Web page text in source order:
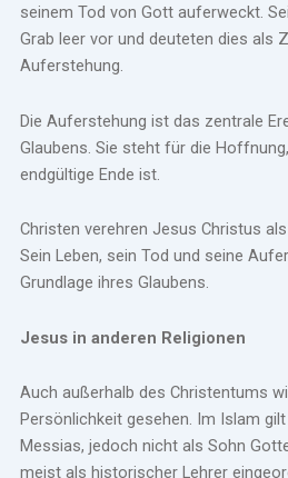
seinem Tod von Gott auferweckt.
Grab leer vor und deuteten dies als
Auferstehung.
Die Auferstehung ist das zentrale
Glaubens. Sie steht für die
endgültige Ende ist.
Christen verehren Jesus Christus
Sein Leben, sein Tod und seine
Grundlage ihres Glaubens.
Jesus in anderen Religionen
Auch außerhalb des Christentums
Persönlichkeit gesehen. Im Islam
Messias, jedoch nicht als Sohn
meist als historischer Lehrer